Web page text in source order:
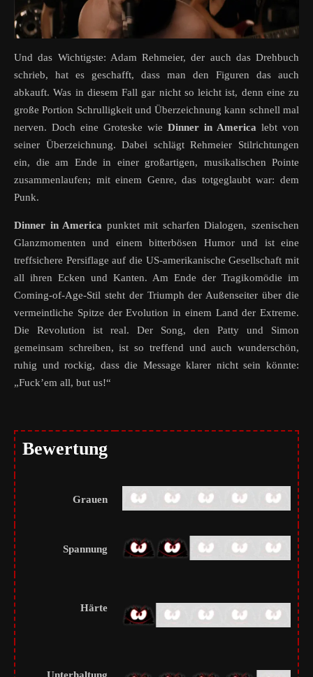
Und das Wichtigste: Adam Rehmeier, der auch das Drehbuch
schrieb, hat es geschafft, dass man den Figuren das auch
abkauft. Was in diesem Fall gar nicht so leicht ist, denn eine zu
große Portion Schrulligkeit und Überzeichnung kann schnell mal
nerven. Doch eine Groteske wie Dinner in America lebt von
seiner Überzeichnung. Dabei schlägt Rehmeier Stilrichtungen
ein, die am Ende in einer großartigen, musikalischen Pointe
zusammenlaufen; mit einem Genre, das totgeglaubt war: dem
Punk.
Dinner in America punktet mit scharfen Dialogen, szenischen
Glanzmomenten und einem bitterbösen Humor und ist eine
treffsichere Persiflage auf die US-amerikanische Gesellschaft mit
all ihren Ecken und Kanten. Am Ende der Tragikomödie im
Coming-of-Age-Stil steht der Triumph der Außenseiter über die
vermeintliche Spitze der Evolution in einem Land der Extreme.
Die Revolution ist real. Der Song, den Patty und Simon
gemeinsam schreiben, ist so treffend und auch wunderschön,
ruhig und rockig, dass die Message klarer nicht sein könnte:
„Fuck’em all, but us!“
Bewertung
Grauen
Spannung
Härte